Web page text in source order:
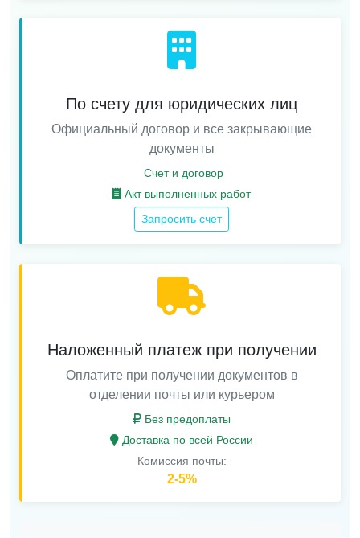
По счету для юридических лиц
Официальный договор и все закрывающие
документы
Счет и договор
Акт выполненных работ
Запросить счет
Наложенный платеж при получении
Оплатите при получении документов в
отделении почты или курьером
Без предоплаты
Доставка по всей России
Комиссия почты:
2-5%